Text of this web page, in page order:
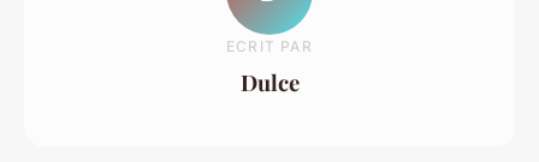
ECRIT PAR
Dulce